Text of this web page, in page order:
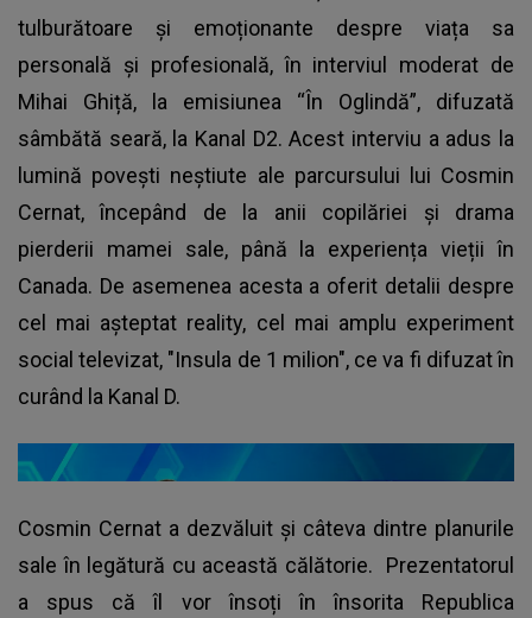
tulburătoare și emoționante despre viața sa
personală și profesională, în interviul moderat de
Mihai Ghiță, la emisiunea “În Oglindă”, difuzată
sâmbătă seară, la Kanal D2. Acest interviu a adus la
lumină povești neștiute ale parcursului lui Cosmin
Cernat, începând de la anii copilăriei și drama
pierderii mamei sale, până la experiența vieții în
Canada. De asemenea acesta a oferit detalii despre
cel mai așteptat reality, cel mai amplu experiment
social televizat, "Insula de 1 milion", ce va fi difuzat în
curând la Kanal D.
Cosmin Cernat a dezvăluit și câteva dintre planurile
sale în legătură cu această călătorie. Prezentatorul
a spus că îl vor însoți în însorita Republica